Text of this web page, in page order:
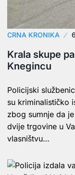
CRNA KRONIKA
Krala skupe
Knegincu
Policijski
su kriminalističko
zbog sumnje da
dvije trgovine u
vlasništvu…